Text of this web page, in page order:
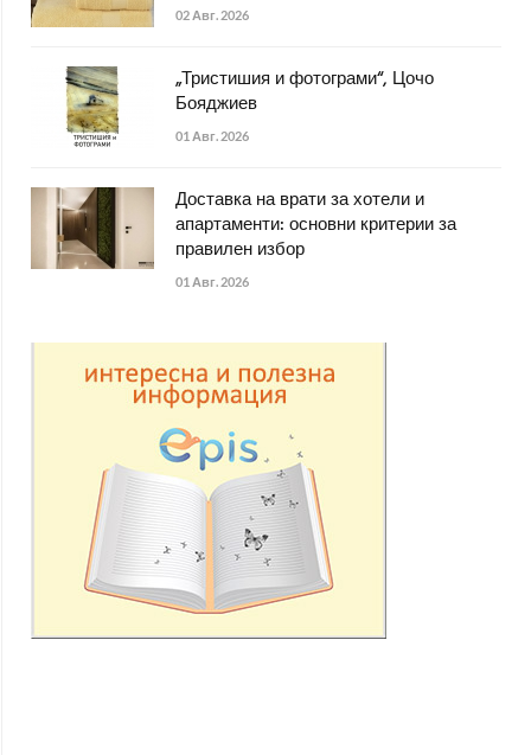
02 Авг. 2026
„Тристишия и фотограми“, Цочо
Бояджиев
01 Авг. 2026
Доставка на врати за хотели и
апартаменти: основни критерии за
правилен избор
01 Авг. 2026